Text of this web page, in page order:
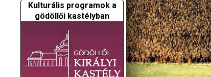
Kulturális programok a
gödöllői kastélyban